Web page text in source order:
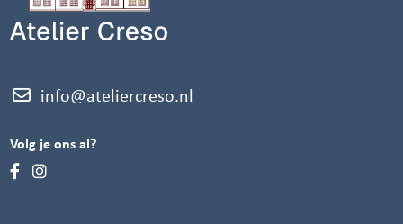
info@ateliercreso.nl
Volg je ons al?